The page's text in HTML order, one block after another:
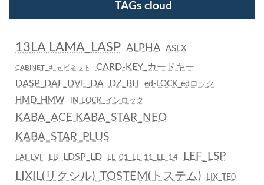
TAGs cloud
13LA LAMA_LASP ALPHA ASLX
CABINET_キャビネット
CARD-KEY_カードキー
DASP_DAF_DVF_DA
DZ_BH ed-LOCK_edロック
HMD_HMW IN-LOCK_インロック
KABA_ACE KABA_STAR_NEO
KABA_STAR_PLUS
LAF LVF LB LDSP_LD LE-01_LE-11_LE-14 LEF_LSP
LIXIL(リクシル)_TOSTEM(トステム) LIX_TE0